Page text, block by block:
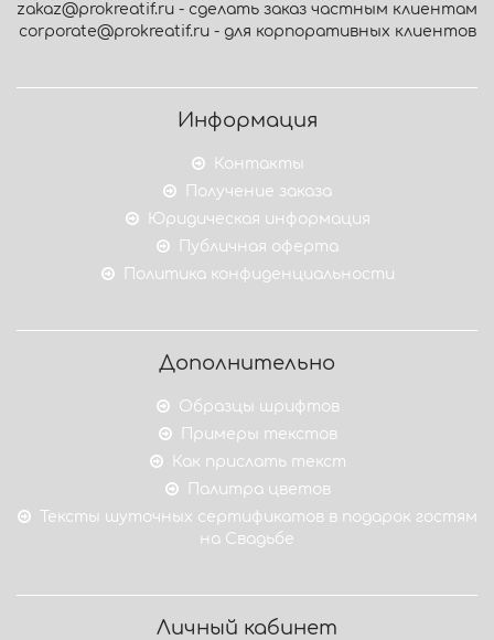
zakaz@prokreatif.ru - сделать заказ частным клиентам
corporate@prokreatif.ru - для корпоративных клиентов
Информация
Контакты
Получение заказа
Юридическая информация
Публичная оферта
Политика конфиденциальности
Дополнительно
Образцы шрифтов
Примеры текстов
Как прислать текст
Палитра цветов
Тексты шуточных сертификатов в подарок гостям
на Свадьбе
Личный кабинет